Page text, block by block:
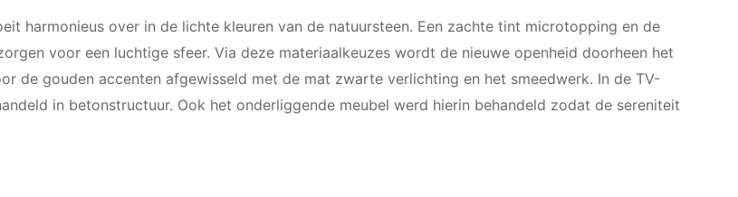
harmonieus over in de lichte kleuren van de natuursteen. Een zachte tint microtopping en de
voor een luchtige sfeer. Via deze materiaalkeuzes wordt de nieuwe openheid doorheen het
de gouden accenten afgewisseld met de mat zwarte verlichting en het smeedwerk. In de TV-
in betonstructuur. Ook het onderliggende meubel werd hierin behandeld zodat de sereniteit